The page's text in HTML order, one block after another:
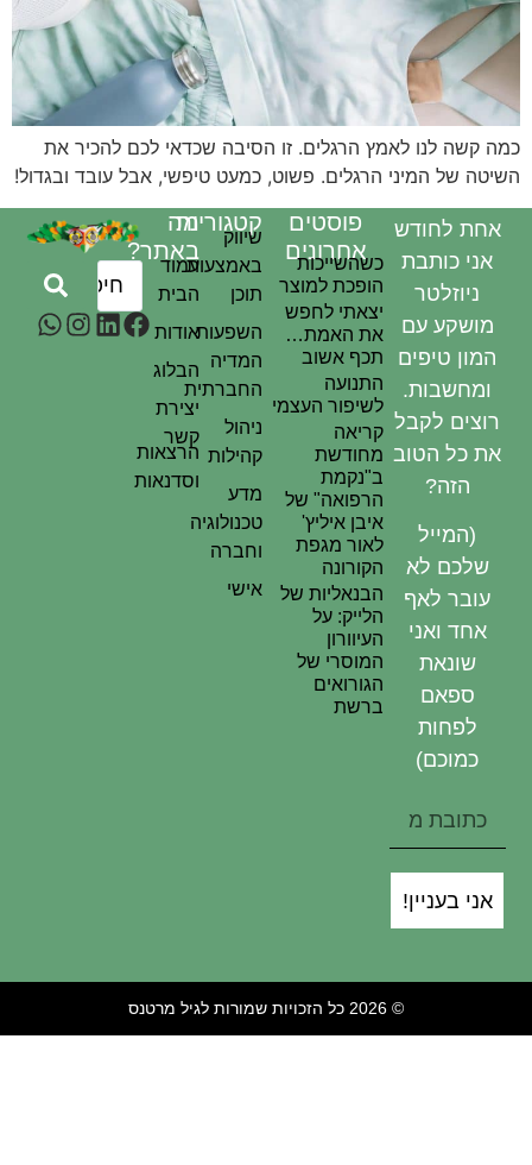
לנו לאמץ הרגלים. זו הסיבה שכדאי לכם להכיר את
של המיני הרגלים. פשוט, כמעט טיפשי, אבל עובד ובגדול!
מה
באתר?
עמוד
הבית
אודות
הבלוג
קשר
הרצאות
וסדנאות
קטגוריות
שיווק
באמצעות
תוכן
השפעות
המדיה
החברתית
קהילות
מדע
טכנולוגיה
וחברה
אישי
פוסטים
אחרונים
כשהשייכות
הופכת למוצר
יצאתי לחפש
את האמת…
תכף אשוב
התנועה
לשיפור העצמי
קריאה
מחודשת
ב"נקמת
הרפואה" של
איבן איליץ'
לאור מגפת
הקורונה
הבנאליות של
הלייק: על
העיוורון
המוסרי של
הגורואים
ברשת
לחודש
כותבת
עם
טיפים
לקבל
כל הטוב
(המייל
לא
לאף
ואני
שונאת
לפחות
בעניין!